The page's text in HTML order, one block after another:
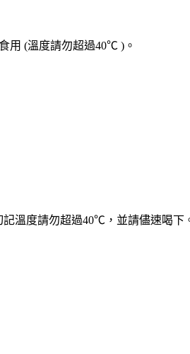
用 (溫度請勿超過40℃ )。
溫度請勿超過40℃，並請儘速喝下